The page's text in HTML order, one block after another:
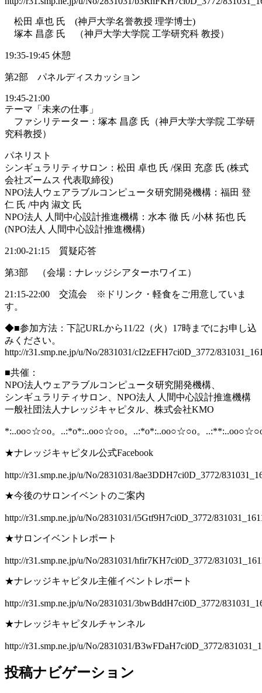
松田 卓也 氏 (神戸大学名誉教授 理学博士)
塚本 昌彦 氏 （神戸大学大学院 工学研究科 教授）
19:35-19:45 休憩
第2部 パネルディスカッション
19:45-21:00
テーマ「未来の仕事」
ファシリテーター：塚本 昌彦 氏（神戸大学大学院 工学研
究科教授）
パネリスト
シンギュラリティサロン：松田 卓也 氏 /保田 充彦 氏 (株式
会社ズームス 代表取締役)
NPO法人ウェアラブルコンピュータ研究開発機構：福田 登
仁 氏 /中内 淑文 氏
NPO法人 人間中心設計推進機構：水本 徹 氏 /小林 拓也 氏
(NPO法人 人間中心設計推進機構)
21:00-21:15 質疑応答
第3部 （会場：ナレッジシアターホワイエ）
21:15-22:00 交流会 ※ドリンク・軽食をご用意していま
す。
◆■参加方法：下記URLから11/22（火）17時までにお申し込
みください。
http://r31.smp.ne.jp/u/No/2831031/cI2zEFH7ci0D_3772/
■共催：
NPO法人ウェアラブルコンピュータ研究開発機構、
シンギュラリティサロン、NPO法人 人間中心設計推進機構
一般社団法人ナレッジキャピタル、株式会社KMO
*:..oo○☆○o。..:*o*:..oo○☆○o。..:*o*:..oo○☆○o。
★ナレッジキャピタル公式Facebook
http://r31.smp.ne.jp/u/No/2831031/8ae3DDH7ci0D_3772/
★今後のサロンイベントのご案内
http://r31.smp.ne.jp/u/No/2831031/i5Gtf9H7ci0D_3772/
★サロンイベントレポート
http://r31.smp.ne.jp/u/No/2831031/hfir7KH7ci0D_3772/
★ナレッジキャピタル主催イベントレポート
http://r31.smp.ne.jp/u/No/2831031/3bwBddH7ci0D_3772/
★ナレッジキャピタルチャンネル
http://r31.smp.ne.jp/u/No/2831031/B3wFDaH7ci0D_3772/
投稿ナビゲーション